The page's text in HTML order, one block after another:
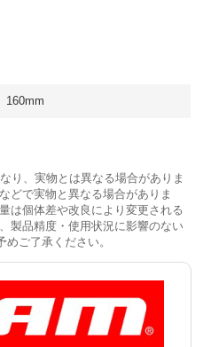
160mm
り、実物とは異なる場合がありま
どで実物と異なる場合がありま
は個体差や改良により変更される
製品精度・使用状況に影響のない
ご了承ください。